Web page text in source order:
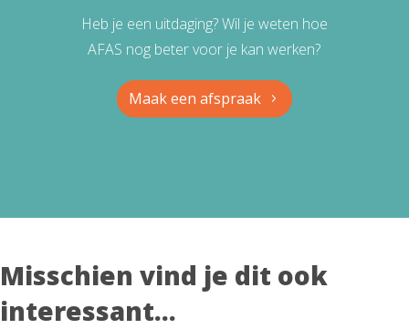
Heb je een uitdaging? Wil je weten hoe
AFAS nog beter voor je kan werken?
Maak een afspraak
Misschien vind je dit ook
interessant...